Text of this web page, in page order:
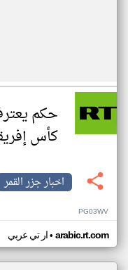
حكم
كأس إفريقيا
اخبار جزر القمر
PG03WV
ار تي عربي• arabic.rt.com